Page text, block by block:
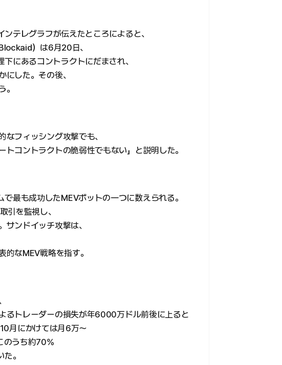
テレグラフが伝えたところによると、
）は6月20日、
にあるコントラクトにだまされ、
にした。その後、
。
フィッシング攻撃でも、
コントラクトの脆弱性でもない」と説明した。
最も成功したMEVボットの一つに数えられる。
引を監視し、
ンドイッチ攻撃は、
的なMEV戦略を指す。
るトレーダーの損失が年6000万ドル前後に上ると
月にかけては月6万〜
のうち約70%
。